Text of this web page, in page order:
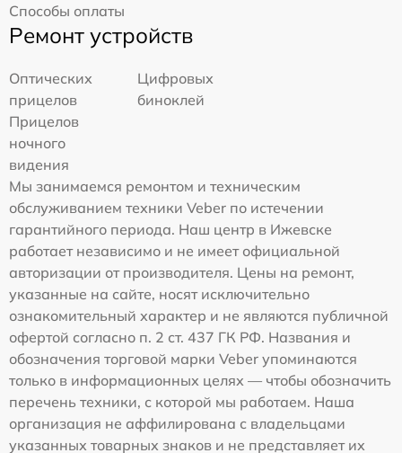
Способы оплаты
Ремонт устройств
Оптических
прицелов
Цифровых
биноклей
Прицелов
ночного
видения
Мы занимаемся ремонтом и техническим
обслуживанием техники Veber по истечении
гарантийного периода. Наш центр в Ижевске
работает независимо и не имеет официальной
авторизации от производителя. Цены на ремонт,
указанные на сайте, носят исключительно
ознакомительный характер и не являются публичной
офертой согласно п. 2 ст. 437 ГК РФ. Названия и
обозначения торговой марки Veber упоминаются
только в информационных целях — чтобы обозначить
перечень техники, с которой мы работаем. Наша
организация не аффилирована с владельцами
указанных товарных знаков и не представляет их